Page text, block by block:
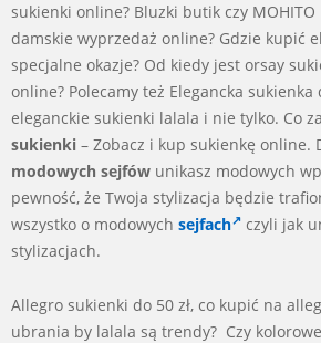
sukienki online? Bluzki butik czy
damskie wyprzedaż online? Gdzie kupić
specjalne okazje? Od kiedy jest orsay
online? Polecamy też Elegancka
eleganckie sukienki lalala i nie tylko. Co
sukienki – Zobacz i kup sukienkę online.
modowych sejfów unikasz modowych
pewność, że Twoja stylizacja będzie
wszystko o modowych sejfach
czyli jak
stylizacjach.
Allegro sukienki do 50 zł, co kupić na
ubrania by lalala są trendy? Czy